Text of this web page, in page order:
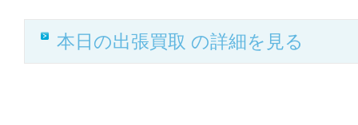
本日の出張買取 の詳細を見る